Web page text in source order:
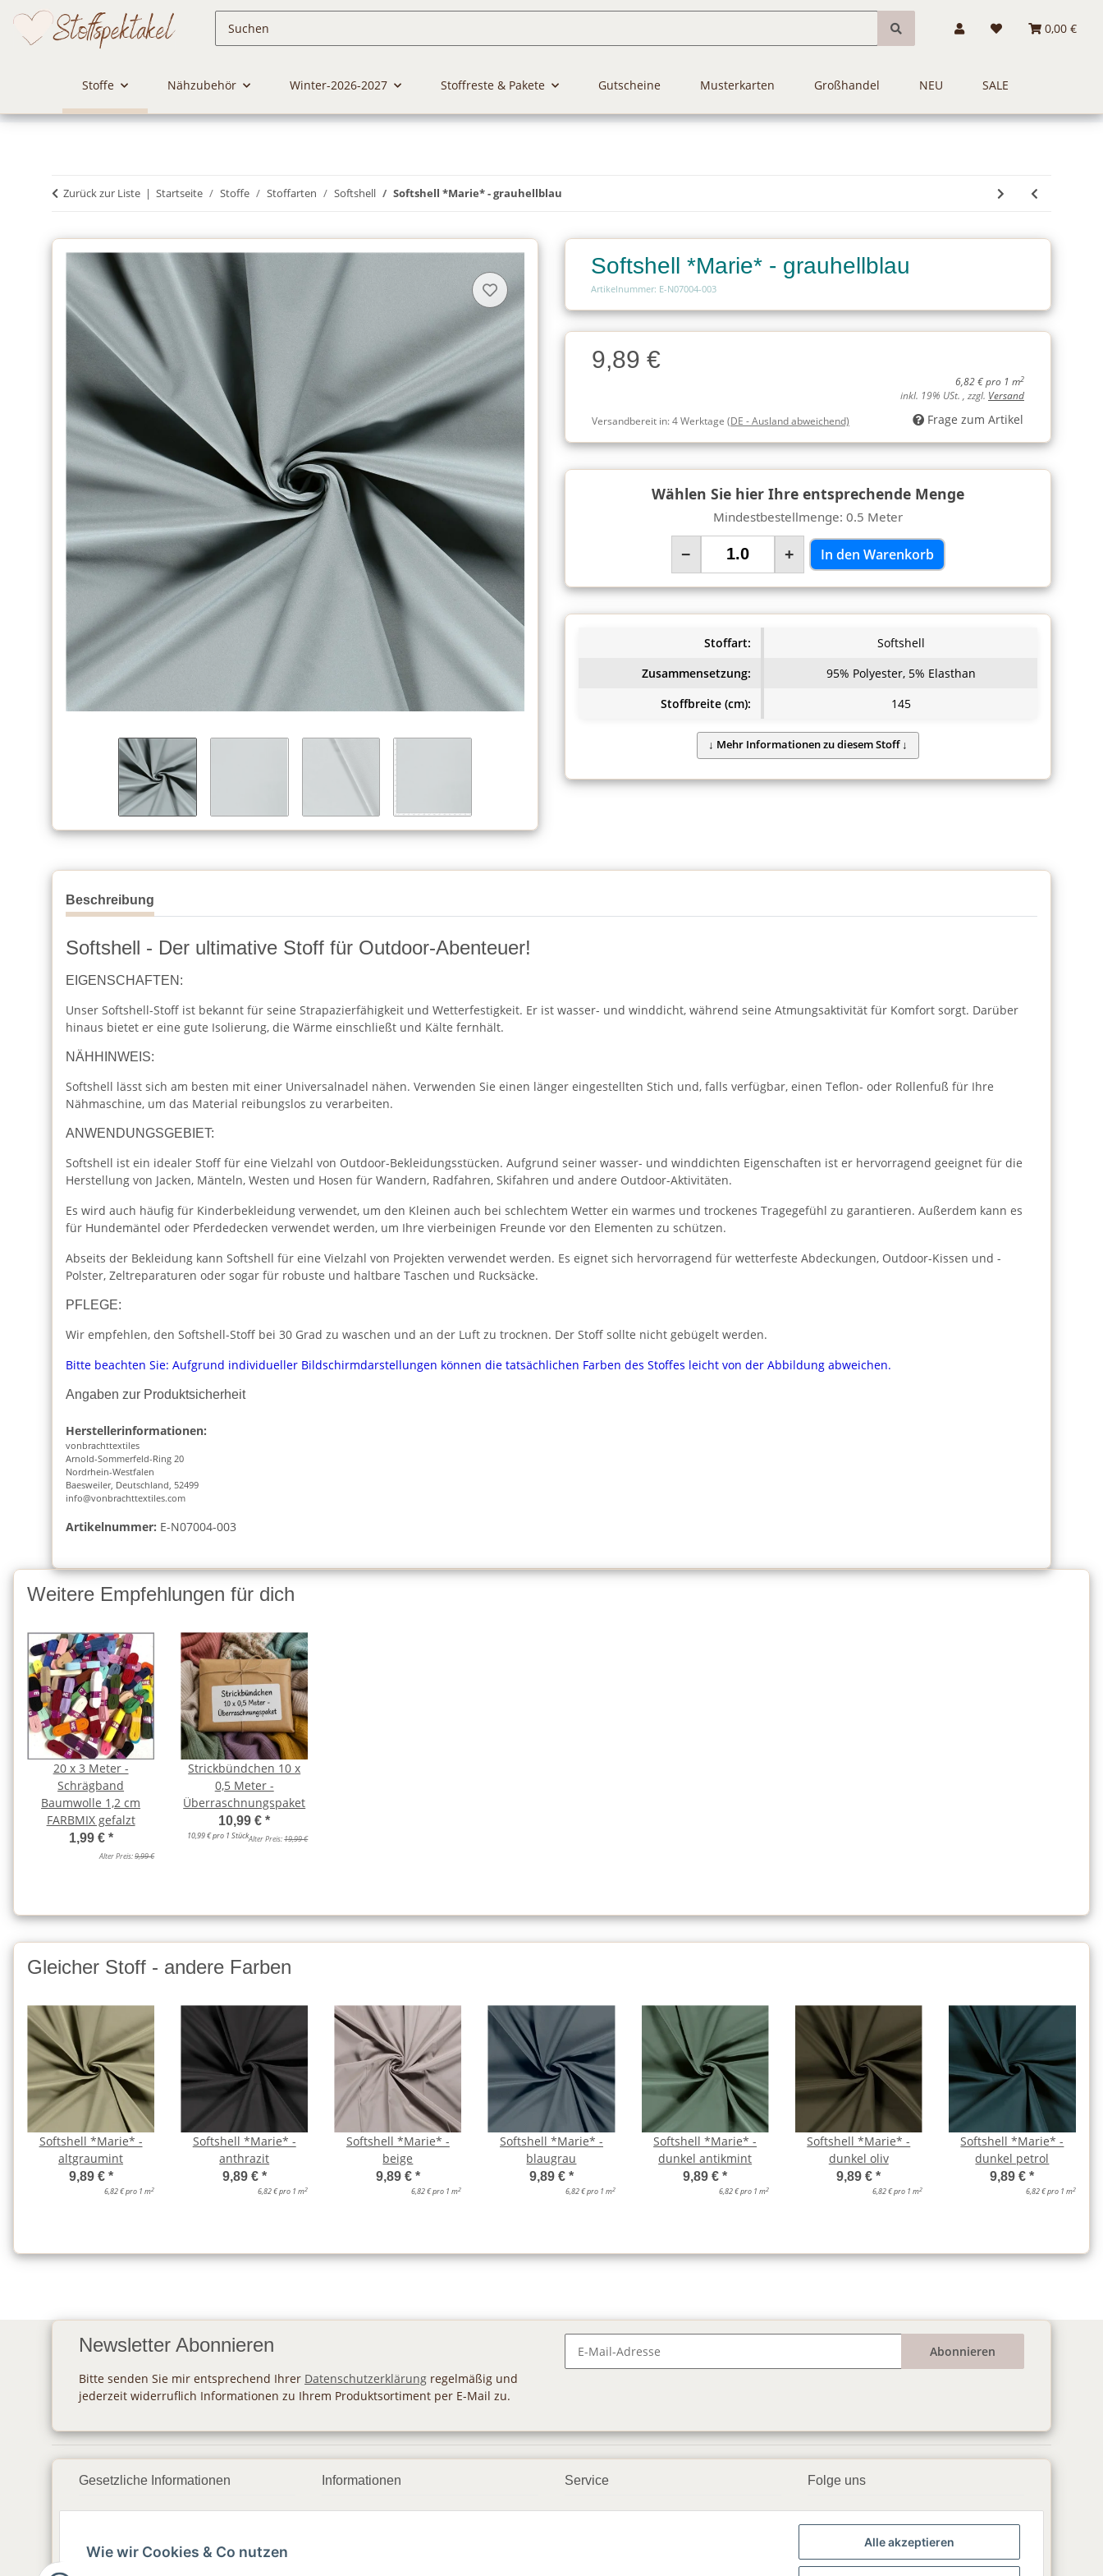
0,00 €
Stoffe Nähzubehör Winter-2026-2027 Stoffreste & Pakete Gutscheine Musterkarten Großhandel NEU SALE
Zurück zur Liste Startseite Stoffe Stoffarten Softshell Softshell *Marie* - grauhellblau
Softshell *Marie* - grauhellblau
Artikelnummer: E-N07004-003
Charge
Charge9,89 €
6,82 € pro 1 m2
inkl. 19% USt. , zzgl. Versand
Versandbereit in:4 Werktage (DE - Ausland abweichend) Frage zum Artikel
Wählen Sie hier Ihre entsprechende Menge
Mindestbestellmenge: 0.5 Meter
− + In den Warenkorb
Stoffart:
Softshell
Zusammensetzung:
95% Polyester, 5% Elasthan
Stoffbreite (cm):
145
Beschreibung
Softshell - Der ultimative Stoff für Outdoor-Abenteuer!
EIGENSCHAFTEN:
Unser Softshell-Stoff ist bekannt für seine Strapazierfähigkeit und Wetterfestigkeit. Er ist wasser- und winddicht, während seine Atmungsaktivität für Komfort sorgt. Darüber
hinaus bietet er eine gute Isolierung, die Wärme einschließt und Kälte fernhält.
NÄHHINWEIS:
Softshell lässt sich am besten mit einer Universalnadel nähen. Verwenden Sie einen länger eingestellten Stich und, falls verfügbar, einen Teflon- oder Rollenfuß für Ihre
Nähmaschine, um das Material reibungslos zu verarbeiten.
ANWENDUNGSGEBIET:
Softshell ist ein idealer Stoff für eine Vielzahl von Outdoor-Bekleidungsstücken. Aufgrund seiner wasser- und winddichten Eigenschaften ist er hervorragend geeignet für die
Herstellung von Jacken, Mänteln, Westen und Hosen für Wandern, Radfahren, Skifahren und andere Outdoor-Aktivitäten.
Es wird auch häufig für Kinderbekleidung verwendet, um den Kleinen auch bei schlechtem Wetter ein warmes und trockenes Tragegefühl zu garantieren. Außerdem kann es
für Hundemäntel oder Pferdedecken verwendet werden, um Ihre vierbeinigen Freunde vor den Elementen zu schützen.
Abseits der Bekleidung kann Softshell für eine Vielzahl von Projekten verwendet werden. Es eignet sich hervorragend für wetterfeste Abdeckungen, Outdoor-Kissen und -
Polster, Zeltreparaturen oder sogar für robuste und haltbare Taschen und Rucksäcke.
PFLEGE:
Wir empfehlen, den Softshell-Stoff bei 30 Grad zu waschen und an der Luft zu trocknen. Der Stoff sollte nicht gebügelt werden.
Bitte beachten Sie: Aufgrund individueller Bildschirmdarstellungen können die tatsächlichen Farben des Stoffes leicht von der Abbildung abweichen.
Angaben zur Produktsicherheit
Herstellerinformationen:
vonbrachttextiles
Arnold-Sommerfeld-Ring 20
Nordrhein-Westfalen
Baesweiler, Deutschland, 52499
info@vonbrachttextiles.com
Artikelnummer: E-N07004-003
Weitere Empfehlungen für dich
20 x 3 Meter -
Schrägband
Baumwolle 1,2 cm
FARBMIX gefalzt
1,99 € *
Alter Preis:9,99 €
Strickbündchen 10 x
0,5 Meter -
Überraschnungspaket
10,99 €*
10,99 € pro 1 StückAlter Preis:19,99 €
Gleicher Stoff - andere Farben
Softshell *Marie* -
altgraumint
9,89 € *
6,82 € pro 1 m2
Softshell *Marie* -
anthrazit
9,89 € *
6,82 € pro 1 m2
Softshell *Marie* -
beige
9,89 € *
6,82 € pro 1 m2
Softshell *Marie* -
blaugrau
9,89 € *
6,82 € pro 1 m2
Softshell *Marie* -
dunkel antikmint
9,89 €*
6,82 € pro 1 m2
Softshell *Marie* -
dunkel oliv
9,89 €*
6,82 € pro 1 m2
Softshell *Marie* -
dunkel petrol
9,89 €*
6,82 € pro 1 m2
Newsletter Abonnieren
Bitte senden Sie mir entsprechend Ihrer Datenschutzerklärung regelmäßig und
jederzeit widerruflich Informationen zu Ihrem Produktsortiment per E-Mail zu.
Abonnieren
Gesetzliche Informationen
AGB
Informationen Service Folge uns
▶️ YouTube
Wie wir Cookies & Co nutzen
Alle akzeptieren